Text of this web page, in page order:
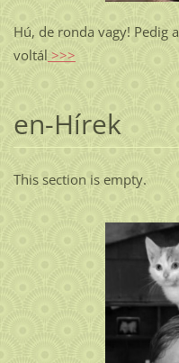
Hú, de ronda vagy! Pedig
voltál >>>
en-Hírek
This section is empty.